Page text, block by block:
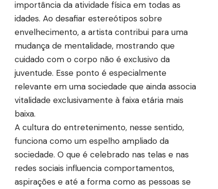
importância da atividade física em todas as
idades. Ao desafiar estereótipos sobre
envelhecimento, a artista contribui para uma
mudança de mentalidade, mostrando que
cuidado com o corpo não é exclusivo da
juventude. Esse ponto é especialmente
relevante em uma sociedade que ainda associa
vitalidade exclusivamente à faixa etária mais
baixa.
A cultura do entretenimento, nesse sentido,
funciona como um espelho ampliado da
sociedade. O que é celebrado nas telas e nas
redes sociais influencia comportamentos,
aspirações e até a forma como as pessoas se